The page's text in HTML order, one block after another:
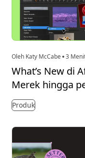
Oleh Katy McCabe 3
What’s New di
Merek hingga
Produk